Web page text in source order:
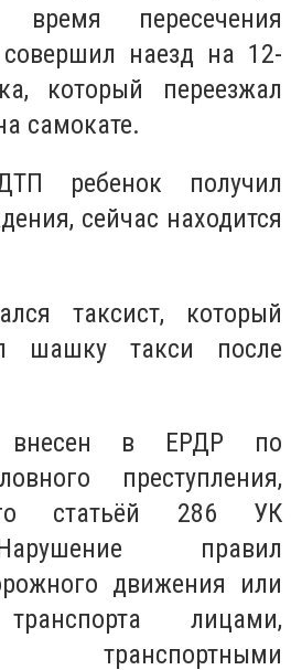
время пересечения
совершил наезд на 12-
который переезжал
самокате.
ребенок получил
сейчас находится
таксист, который
шашку такси после
внесен в ЕРДР по
преступления,
статьёй 286 УК
правил
движения или
лицами,
транспортными